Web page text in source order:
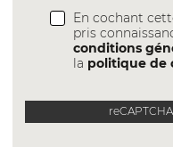
En cochant
pris
conditions
la politique de